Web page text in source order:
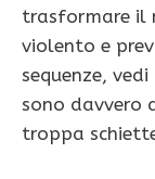
trasformare il
violento e
sequenze,
sono davvero
troppa